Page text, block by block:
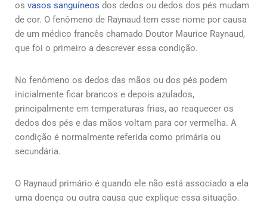
os vasos sanguíneos dos dedos ou dedos dos pés mudam
de cor. O fenômeno de Raynaud tem esse nome por causa
de um médico francês chamado Doutor Maurice Raynaud,
que foi o primeiro a descrever essa condição.
No fenômeno os dedos das mãos ou dos pés podem
inicialmente ficar brancos e depois azulados,
principalmente em temperaturas frias, ao reaquecer os
dedos dos pés e das mãos voltam para cor vermelha. A
condição é normalmente referida como primária ou
secundária.
O Raynaud primário é quando ele não está associado a ela
uma doença ou outra causa que explique essa situação.